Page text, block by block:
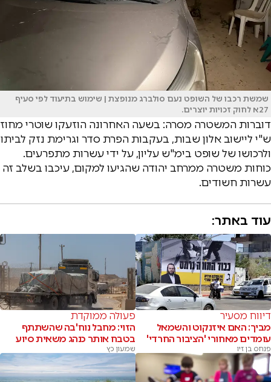
שמשת רכבו של השופט נעם סולברג מנופצת | שימוש בתיעוד לפי סעיף
27א לחוק זכויות יוצרים.
דוברות המשטרה מסרה: בשעה האחרונה הוזעקו שוטרי מחוז
ש"י ליישוב אלון שבות, בעקבות הפרת סדר וגרימת נזק לביתו
ולרכושו של שופט בימ"ש עליון, על ידי עשרות מתפרעים.
כוחות משטרה ממרחב יהודה שהגיעו למקום, עיכבו בשלב זה
עשרות חשודים.
עוד באתר:
דיווח מסעיר
מביך: האם איזנקוט והשמאל
עומדים מאחורי 'הציבור החרדי'
פנחס בן זיו
פעולה ממוקדת
הזוי: מחבל נוח'בה שהשתתף
בטבח אותר כנהג משאית סיוע
שמעון כץ